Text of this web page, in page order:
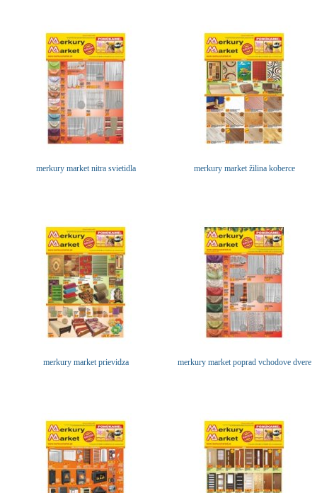
merkury market nitra svietidla merkury market žilina koberce
merkury market prievidza merkury market poprad vchodove dvere